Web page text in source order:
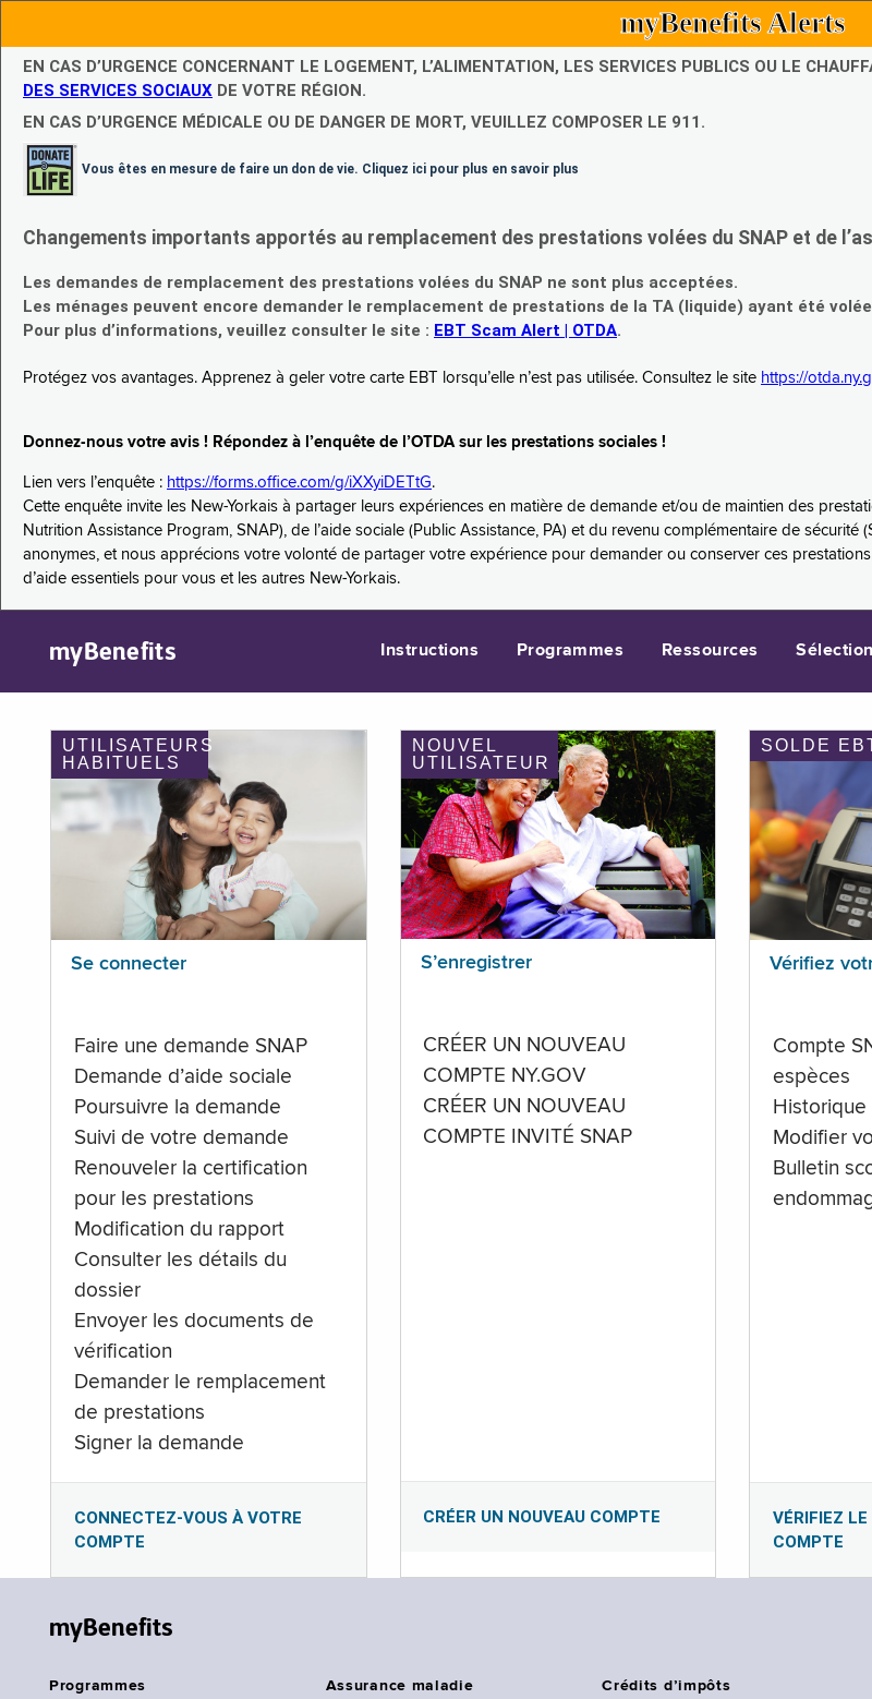
myBenefits Alerts
EN CAS D’URGENCE CONCERNANT LE LOGEMENT, L’ALIMENTATION, LES SERVICES PUBLICS OU LE
DES SERVICES SOCIAUX DE VOTRE RÉGION.
EN CAS D’URGENCE MÉDICALE OU DE DANGER DE MORT, VEUILLEZ COMPOSER LE 911.
Vous êtes en mesure de faire un don de vie. Cliquez ici pour plus en savoir plus
Changements importants apportés au remplacement des prestations volées du SNAP et de
Les demandes de remplacement des prestations volées du SNAP ne sont plus acceptées.
Les ménages peuvent encore demander le remplacement de prestations de la TA (liquide) ayant été
Pour plus d’informations, veuillez consulter le site : EBT Scam Alert | OTDA.
Protégez vos avantages. Apprenez à geler votre carte EBT lorsqu’elle n’est pas utilisée. Consultez le site https://
Donnez-nous votre avis ! Répondez à l’enquête de l’OTDA sur les prestations sociales !
Lien vers l’enquête : https://forms.office.com/g/iXXyiDETtG.
Cette enquête invite les New-Yorkais à partager leurs expériences en matière de demande et/ou de maintien des
Nutrition Assistance Program, SNAP), de l’aide sociale (Public Assistance, PA) et du revenu complémentaire de
anonymes, et nous apprécions votre volonté de partager votre expérience pour demander ou conserver ces
d’aide essentiels pour vous et les autres New-Yorkais.
myBenefits Instructions Programmes Ressources
UTILISATEURS
HABITUELS
Se connecter
Faire une demande SNAP
Demande d’aide sociale
Poursuivre la demande
Suivi de votre demande
Renouveler la certification
pour les prestations
Modification du rapport
Consulter les détails du
dossier
Envoyer les documents de
vérification
Demander le remplacement
de prestations
Signer la demande
CONNECTEZ-VOUS À VOTRE
COMPTE
NOUVEL
UTILISATEUR
S’enregistrer
CRÉER UN NOUVEAU
COMPTE NY.GOV
CRÉER UN NOUVEAU
COMPTE INVITÉ SNAP
CRÉER UN NOUVEAU COMPTE
SOLDE
Vérifiez
Compte
espèces
Historique
Modifier
Bulletin
VÉRIFIEZ LE
COMPTE
myBenefits
Programmes Assurance maladie Crédits d’impôts